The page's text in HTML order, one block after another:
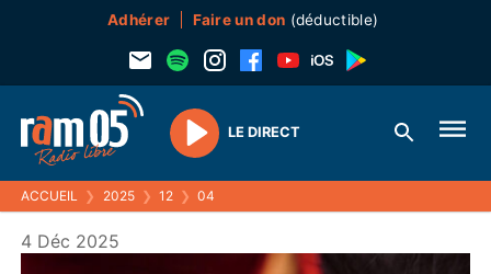
Adhérer Faire un don (déductible)
Play
LE DIRECT
ACCUEIL ❯ 2025 ❯ 12 ❯ 04
4 Déc 2025